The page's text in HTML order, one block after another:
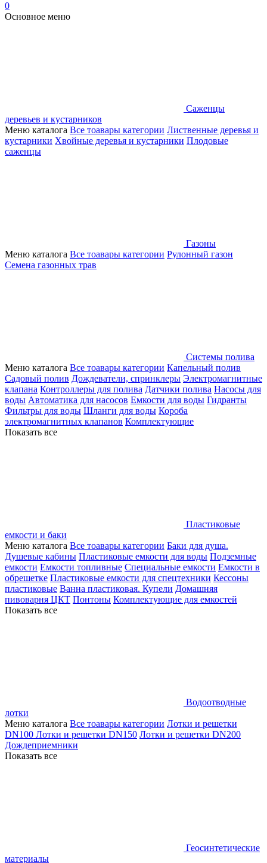
0
Основное меню
Саженцы
деревьев и кустарников
Меню каталога Все тоавары категории Лиственные деревья и
кустарники Хвойные деревья и кустарники Плодовые
саженцы
Газоны
Меню каталога Все тоавары категории Рулонный газон
Семена газонных трав
Системы полива
Меню каталога Все тоавары категории Капельный полив
Садовый полив Дождеватели, спринклеры Электромагнитные
клапана Контроллеры для полива Датчики полива Насосы для
воды Автоматика для насосов Емкости для воды Гидранты
Фильтры для воды Шланги для воды Короба
электромагнитных клапанов Комплектующие
Показать все
Пластиковые
емкости и баки
Меню каталога Все тоавары категории Баки для душа.
Душевые кабины Пластиковые емкости для воды Подземные
емкости Емкости топливные Специальные емкости Емкости в
обрешетке Пластиковые емкости для спецтехники Кессоны
пластиковые Ванна пластиковая. Купели Домашняя
пивоварня ЦКТ Понтоны Комплектующие для емкостей
Показать все
Водоотводные
лотки
Меню каталога Все тоавары категории Лотки и решетки
DN100 Лотки и решетки DN150 Лотки и решетки DN200
Дождеприемники
Показать все
Геосинтетические
материалы